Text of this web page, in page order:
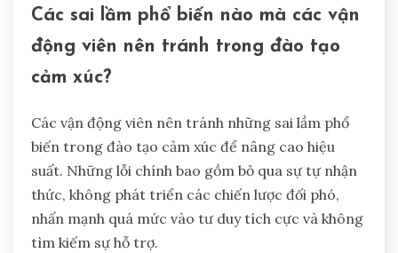
Các sai lầm phổ biến nào mà các vận
động viên nên tránh trong đào tạo
cảm xúc?
Các vận động viên nên tránh những sai lầm phổ
biến trong đào tạo cảm xúc để nâng cao hiệu
suất. Những lỗi chính bao gồm bỏ qua sự tự nhận
thức, không phát triển các chiến lược đối phó,
nhấn mạnh quá mức vào tư duy tích cực và không
tìm kiếm sự hỗ trợ.